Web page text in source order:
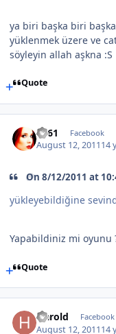
ya biri başka biri
yüklenmek üzere ve
söyleyin allah aşkna :S
Quote
TS61 Facebook
August 12, 201114
On 8/12/2011 at
yükleyebildiğine
Yapabildiniz mi oyunu
Quote
Harold Facebook
August 12, 201114